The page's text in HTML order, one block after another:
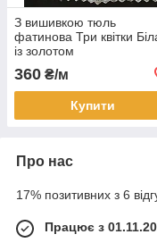
З вишивкою тюль
фатинова Три квітки
із золотом
360 ₴/м
Купити
Про нас
17% позитивних з 6
Працює з